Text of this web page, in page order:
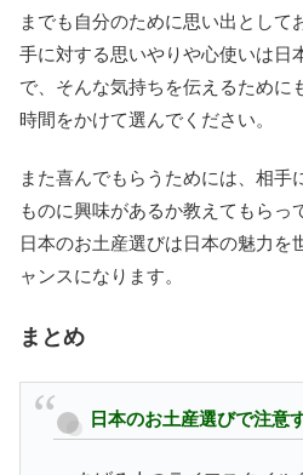
までも自分のために思い出として
手に対する思いやりや心使いは日
で、そんな気持ちを伝えるために
時間をかけて選んでください。
また喜んでもらうためには、相手
ものに興味があるか教えてもらっ
日本のお土産選びは日本の魅力を
ャンスになります。
まとめ
日本のお土産選びで注意